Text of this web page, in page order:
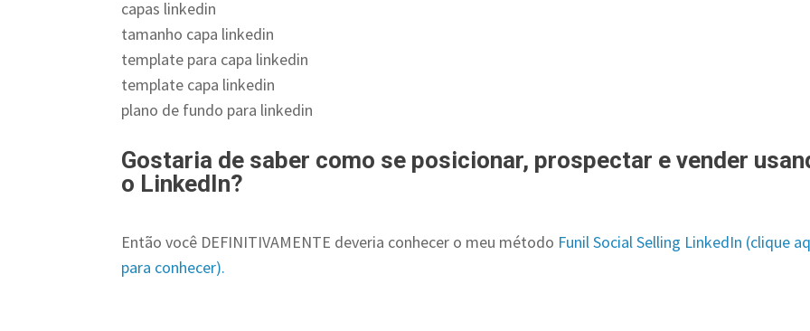
capas linkedin
tamanho capa linkedin
template para capa linkedin
template capa linkedin
plano de fundo para linkedin
Gostaria de saber como se posicionar, prospectar e vender
o LinkedIn?
Então você DEFINITIVAMENTE deveria conhecer o meu método Funil Social Selling LinkedIn (clique
para conhecer).